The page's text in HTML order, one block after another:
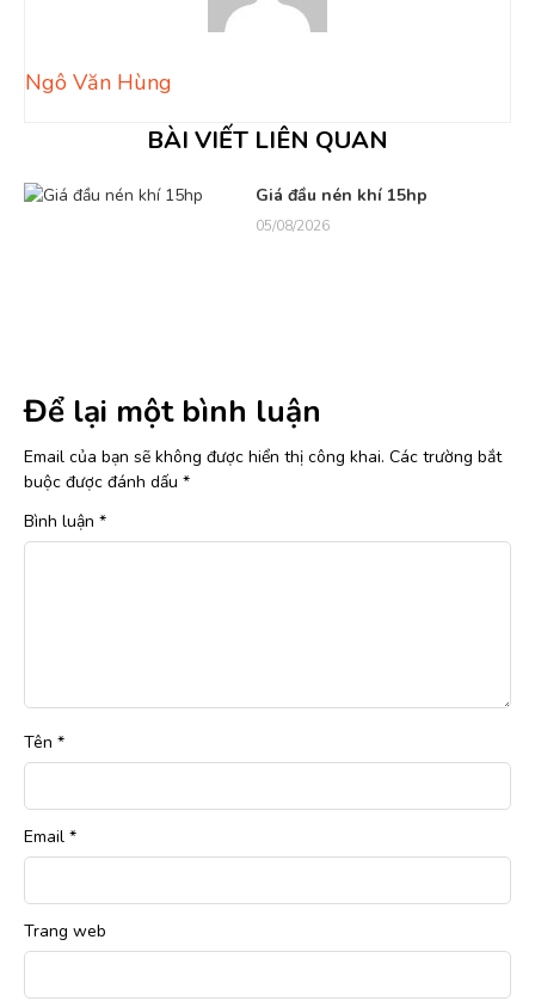
Ngô Văn Hùng
BÀI VIẾT LIÊN QUAN
Giá đầu nén khí 15hp
05/08/2026
Để lại một bình luận
Email của bạn sẽ không được hiển thị công khai. Các trường bắt
buộc được đánh dấu *
Bình luận *
Tên *
Email *
Trang web